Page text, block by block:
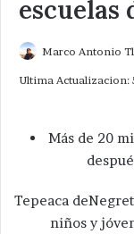
escuelas
Marco Antonio
Ultima Actualizacion:
Más de 20
Tepeaca
niños y